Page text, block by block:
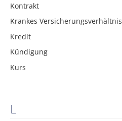
Kontrakt
Krankes Versicherungsverhältnis
Kredit
Kündigung
Kurs
L